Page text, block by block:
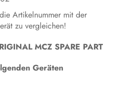
Artikelnummer mit der
zu vergleichen!
MCZ SPARE PART
Geräten